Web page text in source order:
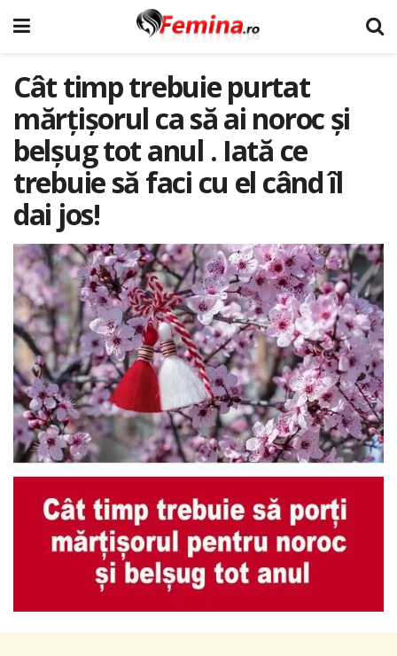
Cât timp trebuie purtat
mărțișorul ca să ai noroc și
belșug tot anul . Iată ce
trebuie să faci cu el când îl
dai jos!